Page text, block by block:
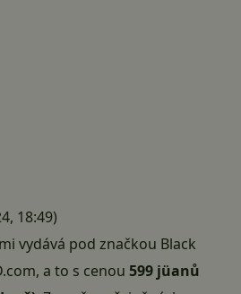
18:49)
vydává pod značkou Black
a to s cenou 599 jüanů